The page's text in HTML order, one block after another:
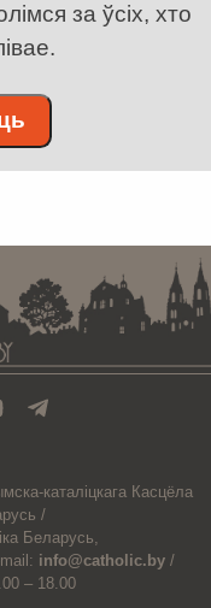
за ўсіх, хто
каталіцкага Касцёла
/
Беларусь,
info@catholic.by /
– 18.00